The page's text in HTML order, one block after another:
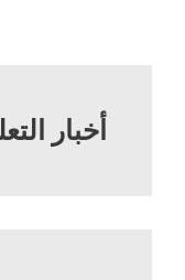
أخبار